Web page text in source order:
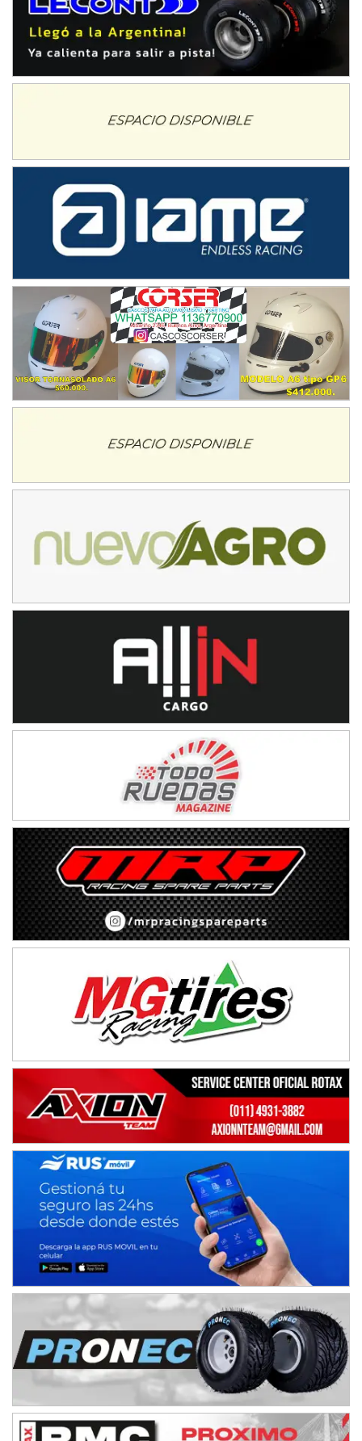
Humboldt (Santa Fe)
NORESTE SANTAFESINO - F6
Ciudad de Avellaneda (Asfalto)
Avellaneda (Santa Fe)
José Samuel Sánchez (Tierra)
TUCUMANO - F5
Juan Navarro (Asfalto)
El Timbó (Tucumán)